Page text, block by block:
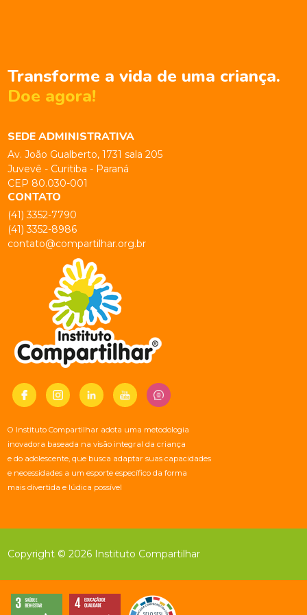
Transforme a vida de uma criança.
Doe agora!
SEDE ADMINISTRATIVA
Av. João Gualberto, 1731 sala 205
Juvevê - Curitiba - Paraná
CEP 80.030-001
CONTATO
(41) 3352-7790
(41) 3352-8986
contato@compartilhar.org.br
O Instituto Compartilhar adota uma metodologia
inovadora baseada na visão integral da criança
e do adolescente, que busca adaptar suas capacidades
e necessidades a um esporte específico da forma
mais divertida e lúdica possível
Copyright © 2026 Instituto Compartilhar